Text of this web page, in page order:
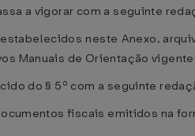
a vigorar com a seguinte
neste Anexo,
Manuais de Orientação
do § 5º com a seguinte
fiscais emitidos na